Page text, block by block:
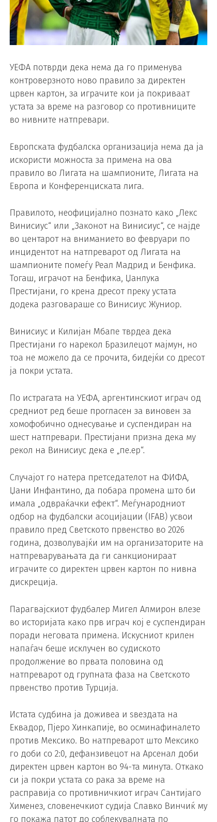
УЕФА потврди дека нема да го применува
контроверзното ново правило за директен
црвен картон, за играчите кои ја покриваат
устата за време на разговор со противниците
во нивните натпревари.
Европската фудбалска организација нема да ја
искористи можноста за примена на ова
правило во Лигата на шампионите, Лигата на
Европа и Конференциската лига.
Правилото, неофицијално познато како „Лекс
Винисиус“ или „Законот на Винисиус“, се најде
во центарот на вниманието во февруари по
инцидентот на натпреварот од Лигата на
шампионите помеѓу Реал Мадрид и Бенфика.
Тогаш, играчот на Бенфика, Џанлука
Престијани, го крена дресот преку устата
додека разговараше со Винисиус Жуниор.
Винисиус и Килијан Мбапе тврдеа дека
Престијани го нарекол Бразилецот мајмун, но
тоа не можело да се прочита, бидејќи со дресот
ја покри устата.
По истрагата на УЕФА, аргентинскиот играч од
средниот ред беше прогласен за виновен за
хомофобично однесување и суспендиран на
шест натпревари. Престијани призна дека му
рекол на Винисиус дека е „пе.ер“.
Случајот го натера претседателот на ФИФА,
Џани Инфантино, да побара промена што би
имала „одвраќачки ефект“. Меѓународниот
одбор на фудбалски асоцијации (IFAB) усвои
правило пред Светското првенство во 2026
година, дозволувајќи им на организаторите на
натпреварувањата да ги санкционираат
играчите со директен црвен картон по нивна
дискреција.
Парагвајскиот фудбалер Мигел Алмирон влезе
во историјата како прв играч кој е суспендиран
поради неговата примена. Искусниот крилен
напаѓач беше исклучен во судиското
продолжение во првата половина од
натпреварот од групната фаза на Светското
првенство против Турција.
Истата судбина ја доживеа и ѕвездата на
Еквадор, Пјеро Хинкапије, во осминафиналето
против Мексико. Во натпреварот што Мексико
го доби со 2:0, дефанзивецот на Арсенал доби
директен црвен картон во 94-та минута. Откако
си ја покри устата со рака за време на
расправија со противничкиот играч Сантијаго
Хименез, словенечкиот судија Славко Винчиќ му
го покажа патот до соблекувалната по